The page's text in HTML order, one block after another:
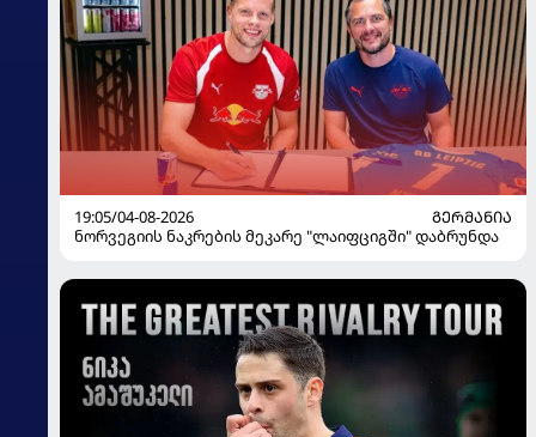
19:05/04-08-2026
ᲒᲔᲠᲛᲐᲜᲘᲐ
ნორვეგიის ნაკრების მეკარე "ლაიფციგში" დაბრუნდა